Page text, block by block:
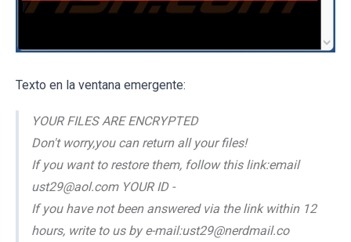
Texto en la ventana emergente:
YOUR FILES ARE ENCRYPTED
Don't worry,you can return all your files!
If you want to restore them, follow this link:email
ust29@aol.com YOUR ID -
If you have not been answered via the link within 12
hours, write to us by e-mail:ust29@nerdmail.co